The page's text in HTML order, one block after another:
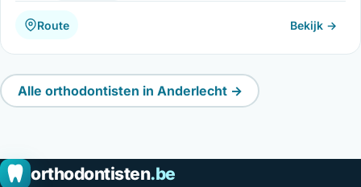
Route Bekijk →
Alle orthodontisten in Anderlecht →
orthodontisten.be